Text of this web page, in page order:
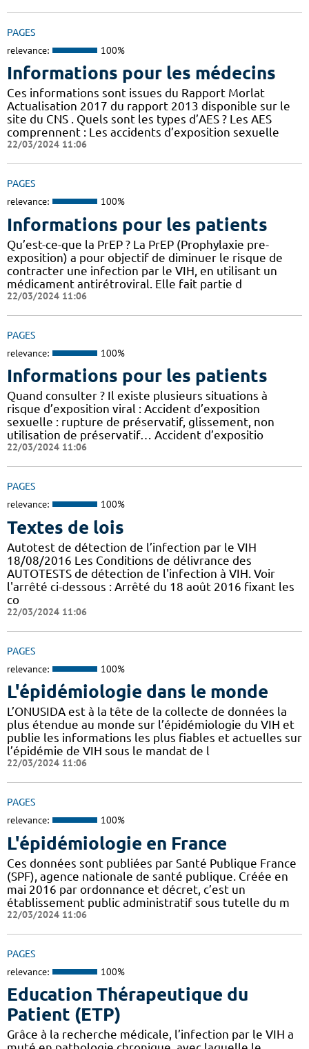
PAGES
relevance: 100%
Informations pour les médecins
Ces informations sont issues du Rapport Morlat
Actualisation 2017 du rapport 2013 disponible sur le
site du CNS . Quels sont les types d’AES ? Les AES
comprennent : Les accidents d’exposition sexuelle
22/03/2024 11:06
PAGES
relevance: 100%
Informations pour les patients
Qu’est-ce-que la PrEP ? La PrEP (Prophylaxie pre-
exposition) a pour objectif de diminuer le risque de
contracter une infection par le VIH, en utilisant un
médicament antirétroviral. Elle fait partie d
22/03/2024 11:06
PAGES
relevance: 100%
Informations pour les patients
Quand consulter ? Il existe plusieurs situations à
risque d’exposition viral : Accident d’exposition
sexuelle : rupture de préservatif, glissement, non
utilisation de préservatif… Accident d’expositio
22/03/2024 11:06
PAGES
relevance: 100%
Textes de lois
Autotest de détection de l’infection par le VIH
18/08/2016 Les Conditions de délivrance des
AUTOTESTS de détection de l'infection à VIH. Voir
l'arrêté ci-dessous : Arrêté du 18 août 2016 fixant les
co
22/03/2024 11:06
PAGES
relevance: 100%
L'épidémiologie dans le monde
L’ONUSIDA est à la tête de la collecte de données la
plus étendue au monde sur l’épidémiologie du VIH et
publie les informations les plus fiables et actuelles sur
l’épidémie de VIH sous le mandat de l
22/03/2024 11:06
PAGES
relevance: 100%
L'épidémiologie en France
Ces données sont publiées par Santé Publique France
(SPF), agence nationale de santé publique. Créée en
mai 2016 par ordonnance et décret, c’est un
établissement public administratif sous tutelle du m
22/03/2024 11:06
PAGES
relevance: 100%
Education Thérapeutique du
Patient (ETP)
Grâce à la recherche médicale, l’infection par le VIH a